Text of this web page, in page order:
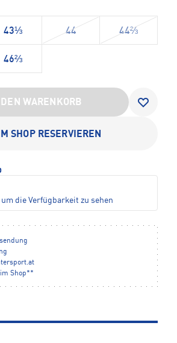
43⅓ 44 44⅔
46⅔
DEN WARENKORB
IM SHOP RESERVIEREN
die Verfügbarkeit zu sehen
Shop**